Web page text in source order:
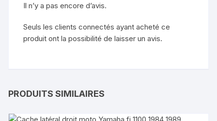
Il n’y a pas encore d’avis.
Seuls les clients connectés ayant acheté ce
produit ont la possibilité de laisser un avis.
PRODUITS SIMILAIRES